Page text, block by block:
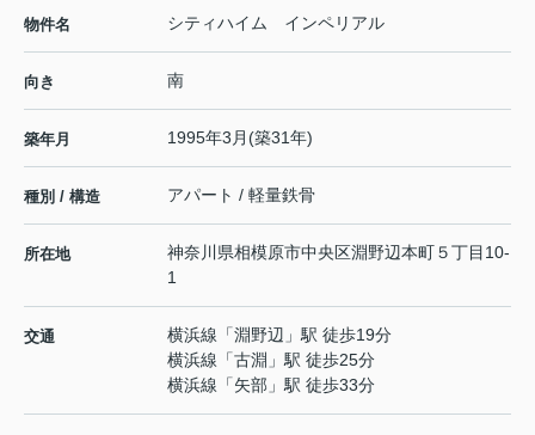
物件名 シティハイム インペリアル
向き 南
築年月 1995年3月(築31年)
種別 / 構造 アパート / 軽量鉄骨
所在地 神奈川県相模原市中央区淵野辺本町５丁目10-
1
交通 横浜線 「淵野辺 」駅 徒歩19分
横浜線 「古淵 」駅 徒歩25分
横浜線 「矢部 」駅 徒歩33分